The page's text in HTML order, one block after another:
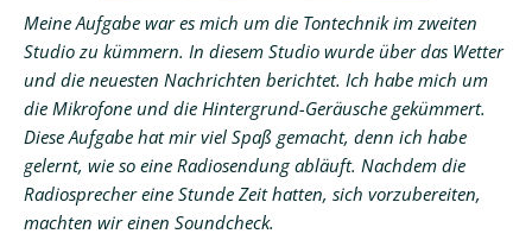
Meine Aufgabe war es mich um die Tontechnik im zweiten
Studio zu kümmern. In diesem Studio wurde über das Wetter
und die neuesten Nachrichten berichtet. Ich habe mich um
die Mikrofone und die Hintergrund-Geräusche gekümmert.
Diese Aufgabe hat mir viel Spaß gemacht, denn ich habe
gelernt, wie so eine Radiosendung abläuft. Nachdem die
Radiosprecher eine Stunde Zeit hatten, sich vorzubereiten,
machten wir einen Soundcheck.